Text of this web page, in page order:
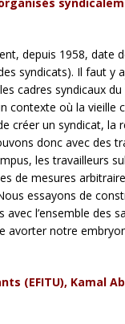
depuis 1958, date
syndicats). Il faut y
cadres syndicaux du
contexte où la
créer un syndicat, la
donc avec des
les travailleurs
de mesures
essayons de
l’ensemble des
notre
(EFITU), Kamal